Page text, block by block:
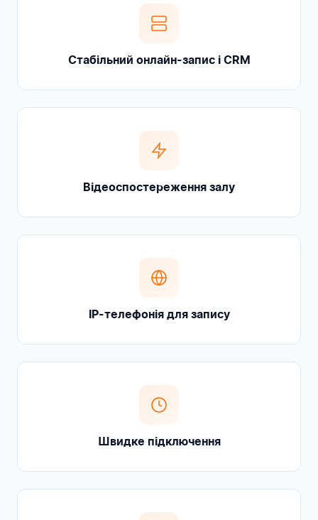
Стабільний онлайн-запис і CRM
Відеоспостереження залу
IP-телефонія для запису
Швидке підключення